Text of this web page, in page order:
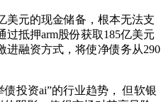
美元的现金储备，根本无法支
过抵押arm股份获取185亿美元
进融资方式，将使净债务从290
债投资ai”的行业趋势， 但软银